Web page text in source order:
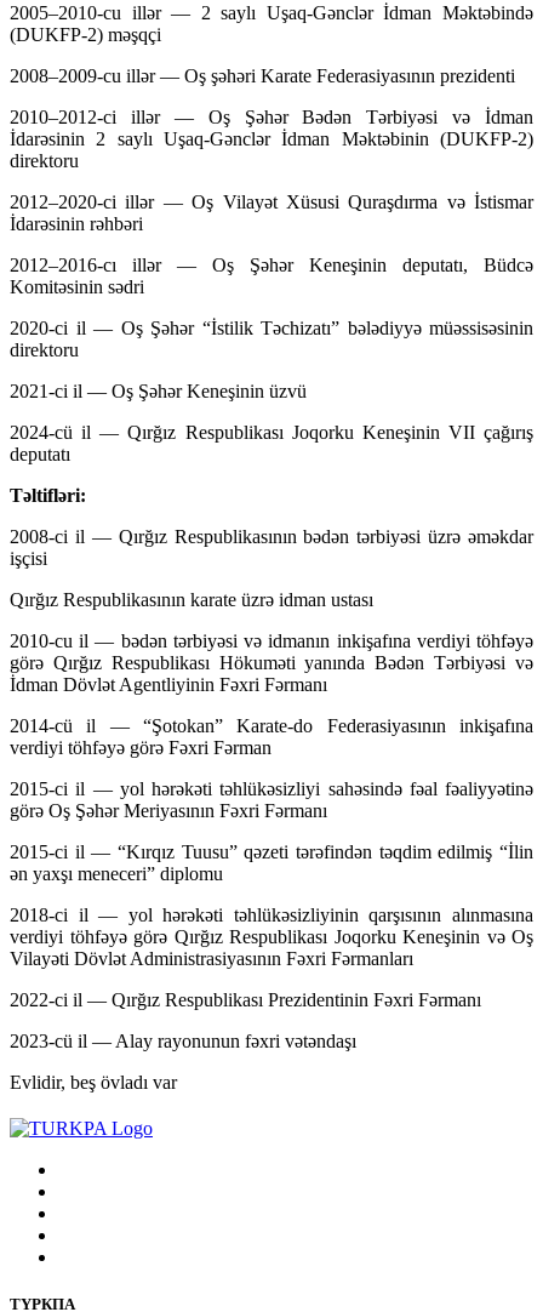
2005–2010-cu illər — 2 saylı Uşaq-Gənclər İdman Məktəbində
(DUKFP-2) məşqçi
2008–2009-cu illər — Oş şəhəri Karate Federasiyasının prezidenti
2010–2012-ci illər — Oş Şəhər Bədən Tərbiyəsi və İdman
İdarəsinin 2 saylı Uşaq-Gənclər İdman Məktəbinin (DUKFP-2)
direktoru
2012–2020-ci illər — Oş Vilayət Xüsusi Quraşdırma və İstismar
İdarəsinin rəhbəri
2012–2016-cı illər — Oş Şəhər Keneşinin deputatı, Büdcə
Komitəsinin sədri
2020-ci il — Oş Şəhər “İstilik Təchizatı” bələdiyyə müəssisəsinin
direktoru
2021-ci il — Oş Şəhər Keneşinin üzvü
2024-cü il — Qırğız Respublikası Joqorku Keneşinin VII çağırış
deputatı
Təltifləri:
2008-ci il — Qırğız Respublikasının bədən tərbiyəsi üzrə əməkdar
işçisi
Qırğız Respublikasının karate üzrə idman ustası
2010-cu il — bədən tərbiyəsi və idmanın inkişafına verdiyi töhfəyə
görə Qırğız Respublikası Hökuməti yanında Bədən Tərbiyəsi və
İdman Dövlət Agentliyinin Fəxri Fərmanı
2014-cü il — “Şotokan” Karate-do Federasiyasının inkişafına
verdiyi töhfəyə görə Fəxri Fərman
2015-ci il — yol hərəkəti təhlükəsizliyi sahəsində fəal fəaliyyətinə
görə Oş Şəhər Meriyasının Fəxri Fərmanı
2015-ci il — “Kırqız Tuusu” qəzeti tərəfindən təqdim edilmiş “İlin
ən yaxşı meneceri” diplomu
2018-ci il — yol hərəkəti təhlükəsizliyinin qarşısının alınmasına
verdiyi töhfəyə görə Qırğız Respublikası Joqorku Keneşinin və Oş
Vilayəti Dövlət Administrasiyasının Fəxri Fərmanları
2022-ci il — Qırğız Respublikası Prezidentinin Fəxri Fərmanı
2023-cü il — Alay rayonunun fəxri vətəndaşı
Evlidir, beş övladı var
ТҮРКПА